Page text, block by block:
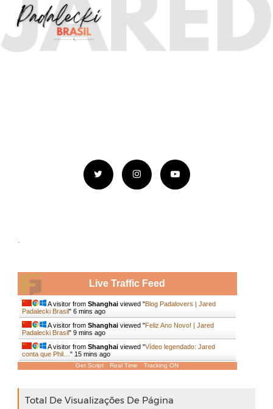
.
Live Traffic Feed
A visitor from Shanghaiviewed "Blog Padalovers | Jared
Padalecki Brasil" 6 mins ago
A visitor from Shanghaiviewed "Feliz Ano Novo! | Jared
Padalecki Brasil" 9 mins ago
A visitor from Shanghaiviewed "Vídeo legendado: Jared
conta que Phil… " 15 mins ago
Get Script Real Time Tracking ON
Total De Visualizações De Página